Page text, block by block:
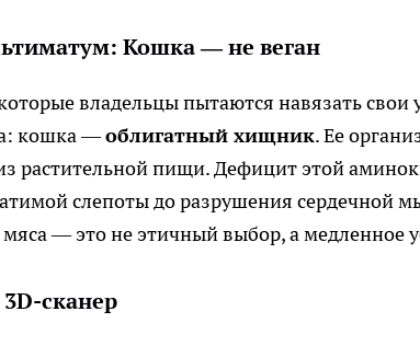
Кошка — не веган
владельцы пытаются навязать
кошка —облигатный хищник. Ее
растительной пищи. Дефицит этой
слепоты до разрушения сердечной
— это не этичный выбор, а медленное
сканер